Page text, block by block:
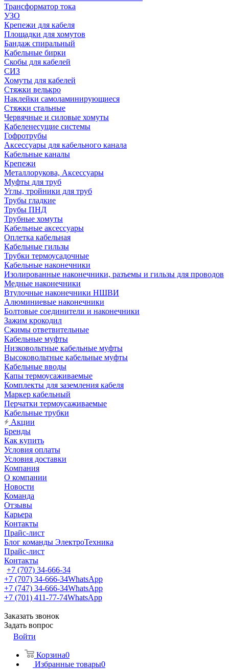
Трансформатор тока
УЗО
Крепежи для кабеля
Площадки для хомутов
Бандаж спиральный
Кабельные бирки
Cкобы для кабелей
СИЗ
Хомуты для кабелей
Стяжки велькро
Наклейки самоламинирующиеся
Стяжки стальные
Червячные и силовые хомуты
Кабеленесущие системы
Гофротрубы
Аксессуары для кабельного канала
Кабельные каналы
Крепежи
Металлорукова, Аксессуары
Муфты для труб
Углы, тройники для труб
Трубы гладкие
Трубы ПНД
Трубные хомуты
Кабельные аксессуары
Оплетка кабельная
Кабельные гильзы
Трубки термоусадочные
Кабельные наконечники
Изолированные наконечники, разъемы и гильзы для проводов
Медные наконечники
Втулочные наконечники НШВИ
Алюминиевые наконечники
Болтовые соединители и наконечники
Зажим крокодил
Сжимы ответвительные
Кабельные муфты
Низковольтные кабельные муфты
Высоковольтные кабельные муфты
Кабельные вводы
Капы термоусаживаемые
Комплекты для заземления кабеля
Маркер кабельный
Перчатки термоусаживаемые
Кабельные трубки
Акции
Бренды
Как купить
Условия оплаты
Условия доставки
Компания
О компании
Новости
Команда
Отзывы
Карьера
Контакты
Прайс-лист
Блог команды ЭлектроТехника
Прайс-лист
Контакты
+7 (707) 34-666-34
+7 (707) 34-666-34WhatsApp
+7 (747) 34-666-34WhatsApp
+7 (701) 411-77-74WhatsApp
Заказать звонок
Задать вопрос
Войти
Корзина0
Избранные товары0